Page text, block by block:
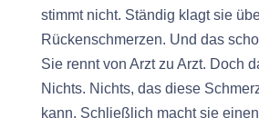
stimmt nicht. Ständig klagt sie
Rückenschmerzen. Und das
Sie rennt von Arzt zu Arzt. Doch
Nichts. Nichts, das diese
kann. Schließlich macht sie